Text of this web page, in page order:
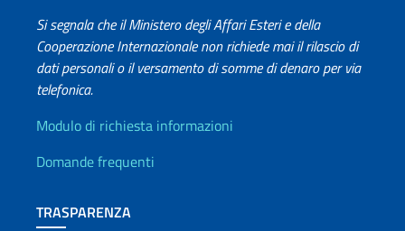
Si segnala che il Ministero degli Affari Esteri e della
Cooperazione Internazionale non richiede mai il rilascio di
dati personali o il versamento di somme di denaro per via
telefonica.
Info utili
Modulo di richiesta informazioni
Domande frequenti
TRASPARENZA